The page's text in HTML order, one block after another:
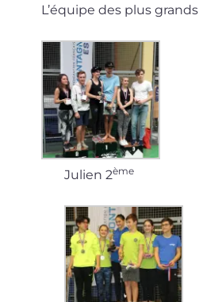
L’équipe des plus grands
Julien 2ème